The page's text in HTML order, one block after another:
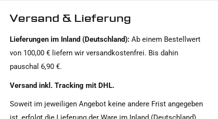
Versand & Lieferung
Lieferungen im Inland (Deutschland): Ab einem Bestellwert
von 100,00 € liefern wir versandkostenfrei. Bis dahin
pauschal 6,90 €.
Versand inkl. Tracking mit DHL.
Soweit im jeweiligen Angebot keine andere Frist angegeben